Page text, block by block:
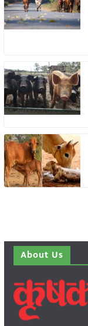
About Us